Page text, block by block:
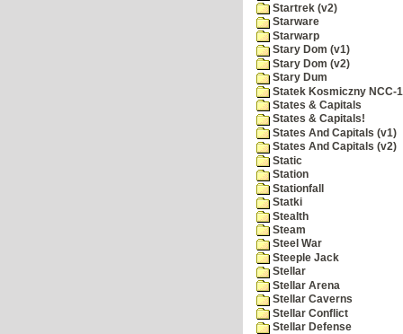
Startrek (v2)
Starware
Starwarp
Stary Dom (v1)
Stary Dom (v2)
Stary Dum
Statek Kosmiczny NCC-
States & Capitals
States & Capitals!
States And Capitals (v1)
States And Capitals (v2)
Static
Station
Stationfall
Statki
Stealth
Steam
Steel War
Steeple Jack
Stellar
Stellar Arena
Stellar Caverns
Stellar Conflict
Stellar Defense